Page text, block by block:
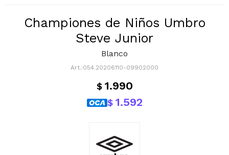
Championes de Niños Umbro
Steve Junior
Blanco
054.20206110-09902000
$ 1.990
$ 1.592